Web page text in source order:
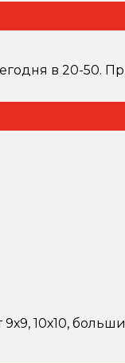
в 20-50.
10х10,